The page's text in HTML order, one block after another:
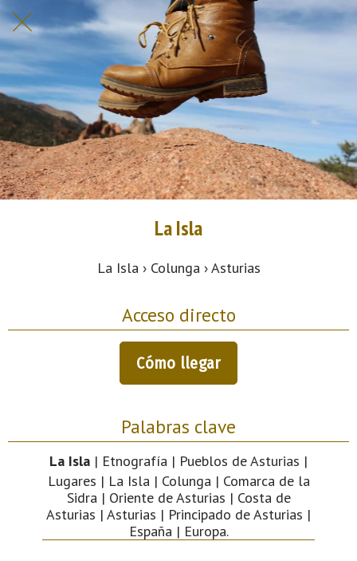
La Isla
La Isla › Colunga › Asturias
Acceso directo
Cómo llegar
Palabras clave
La Isla | Etnografía | Pueblos de Asturias |
Lugares | La Isla | Colunga | Comarca de la
Sidra | Oriente de Asturias | Costa de
Asturias | Asturias | Principado de Asturias |
España | Europa.